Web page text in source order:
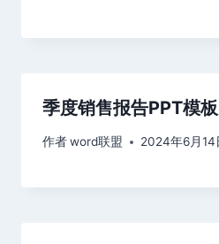
季度销售报告PPT模板
作者word联盟 2024年6月14